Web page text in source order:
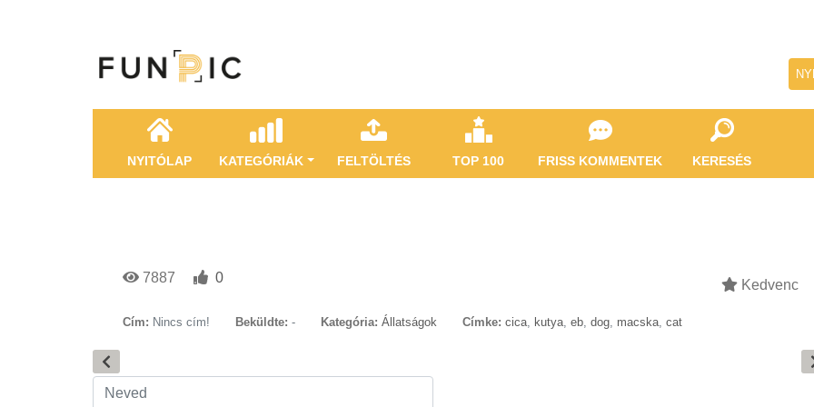
NYITÓLAP KATEGÓRIÁK FELTÖLTÉS TOP 100 FRISS KOMMENTEK KERESÉS
7887 0 Kedvenc
Cím: Nincs cím! Beküldte: - Kategória: Állatságok Címke: cica, kutya, eb, dog, macska, cat